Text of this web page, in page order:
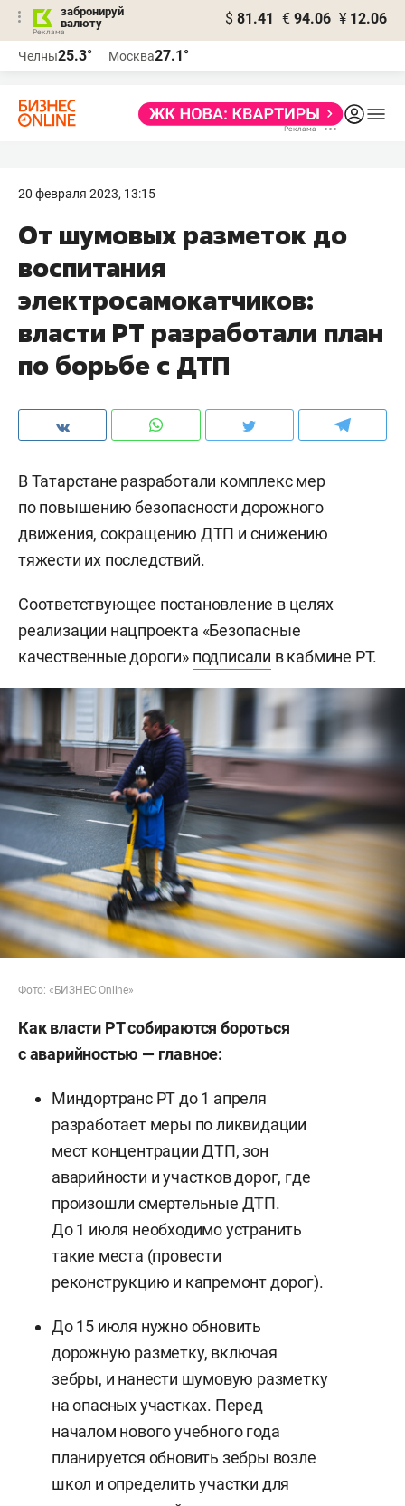
забронируй
валюту
$ 81.41 € 94.06 ¥ 12.06
Челны25.3° Москва27.1°
20 февраля 2023, 13:15
От шумовых разметок до
воспитания
электросамокатчиков:
власти РТ разработали план
по борьбе с ДТП
В Татарстане разработали комплекс мер
по повышению безопасности дорожного
движения, сокращению ДТП и снижению
тяжести их последствий.
Соответствующее постановление в целях
реализации нацпроекта «Безопасные
качественные дороги» подписали в кабмине РТ.
Фото: «БИЗНЕС Online»
Как власти РТ собираются бороться
с аварийностью — главное:
Миндортранс РТ до 1 апреля
разработает меры по ликвидации
мест концентрации ДТП, зон
аварийности и участков дорог, где
произошли смертельные ДТП.
До 1 июля необходимо устранить
такие места (провести
реконструкцию и капремонт дорог).
До 15 июля нужно обновить
дорожную разметку, включая
зебры, и нанести шумовую разметку
на опасных участках. Перед
началом нового учебного года
планируется обновить зебры возле
школ и определить участки для